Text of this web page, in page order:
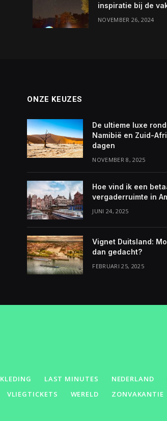
inspiratie bij de
NOVEMBER 26, 2024
ONZE KEUZES
De ultieme luxe
Namibië en Zuid-
dagen
NOVEMBER 8, 2025
Hoe vind ik een
vergaderruimte in
JUNI 24, 2025
Vignet Duitsland:
dan gedacht?
FEBRUARI 25, 2025
KLEDING LAST MINUTES NEDERLAND
VLIEGTICKETS WERELD ZONVAKANTIE